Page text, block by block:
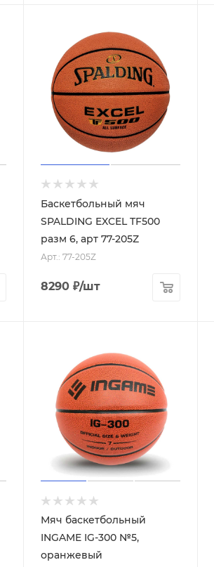
Баскетбольный мяч
SPALDING EXCEL TF500
разм 6, арт 77-205Z
Арт.: 77-205Z
8290₽/шт
Мяч баскетбольный
INGAME IG-300 №5,
оранжевый